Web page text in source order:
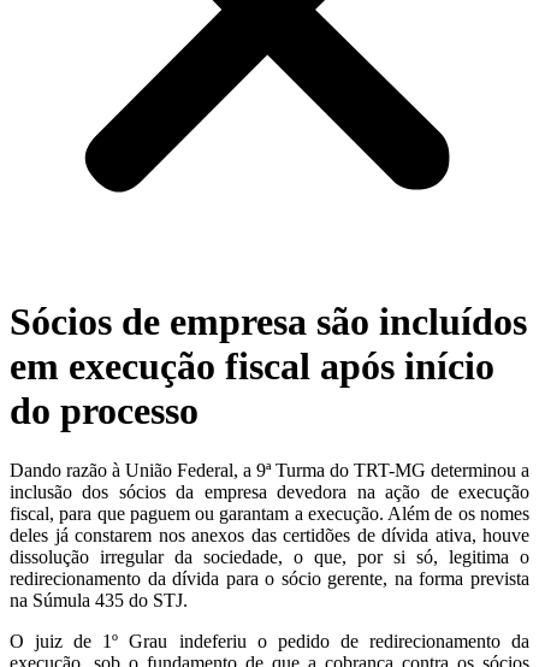
Sócios de empresa são incluídos
em execução fiscal após início
do processo
Dando razão à União Federal, a 9ª Turma do TRT-MG determinou a
inclusão dos sócios da empresa devedora na ação de execução
fiscal, para que paguem ou garantam a execução. Além de os nomes
deles já constarem nos anexos das certidões de dívida ativa, houve
dissolução irregular da sociedade, o que, por si só, legitima o
redirecionamento da dívida para o sócio gerente, na forma prevista
na Súmula 435 do STJ.
O juiz de 1º Grau indeferiu o pedido de redirecionamento da
execução, sob o fundamento de que a cobrança contra os sócios